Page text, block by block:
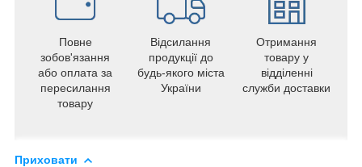
Повне
зобов'язання
або оплата за
пересилання
товару
Відсилання
продукції до
будь-якого міста
України
Отримання
товару у
відділенні
служби доставки
Приховати